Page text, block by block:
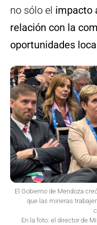
no sólo el impacto
relación con la
oportunidades
El Gobierno de Mendoza
que las mineras
En la foto: el director de